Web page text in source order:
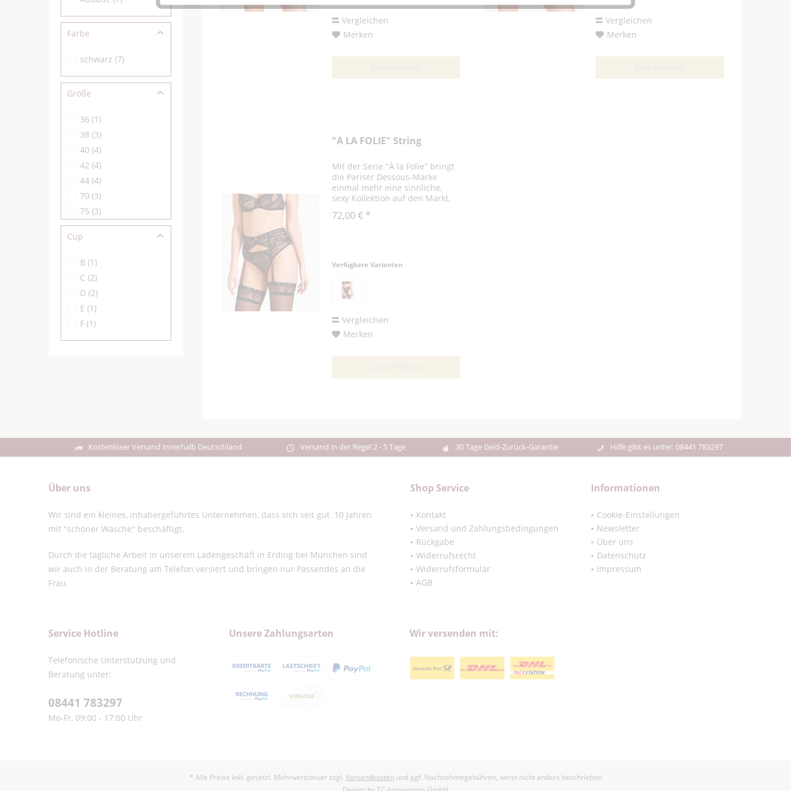
Farbe
schwarz (7)
Größe
36 (1 )
38 (3)
40 (4)
42 (4)
44 (4)
70 (3)
75 (3)
80(3)
85
Cup
B (1 )
C (2)
D (2)
E (1 )
F (1 )
Vergleichen
Merken
Vergleichen
Merken
"A LA FOLIE" String
Mit der Serie "À la Folie" bringt
die Pariser Dessous-Marke
einmal mehr eine sinnliche,
sexy Kollektion auf den Markt,
die die Weiblichkeit perfekt
unterstreicht und für einen
72,00 € *
Verfügbare Varianten
Vergleichen
Merken
Kostenloser Versand innerhalb Deutschland Versand in der Regel 2 - 5 Tage 30 Tage Geld-Zurück-Garantie Hilfe gibt es unter: 08441 783297
Über uns
Wir sind ein kleines, inhabergeführtes Unternehmen, dass sich seit gut 10 Jahren
mit "schöner Wäsche" beschäftigt.
Durch die tägliche Arbeit in unserem Ladengeschäft in Erding bei München sind
wir auch in der Beratung am Telefon versiert und bringen nur Passendes an die
Frau.
Shop Service
Kontakt
Versand und Zahlungsbedingungen
Rückgabe
Widerrufsrecht
Widerrufsformular
AGB
Informationen
Cookie-Einstellungen
Newsletter
Über uns
Datenschutz
Impressum
Service Hotline
Telefonische Unterstützung und
Beratung unter:
08441 783297
Mo-Fr, 09:00 - 17:00 Uhr
Unsere Zahlungsarten Wir versenden mit:
* Alle Preise inkl. gesetzl. Mehrwertsteuer zzgl. Versandkosten und ggf. Nachnahmegebühren, wenn nicht anders beschrieben